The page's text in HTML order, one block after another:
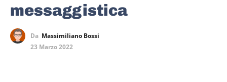
messaggistica
Da Massimiliano Bossi
23 Marzo 2022